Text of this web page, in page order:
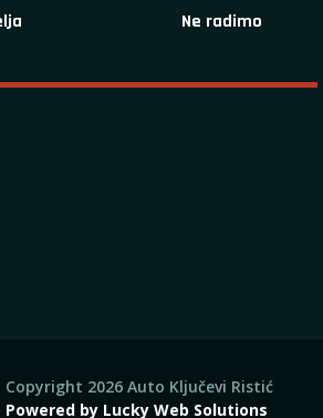
Ne radimo
Copyright 2026 Auto Ključevi Ristić
Powered by Lucky Web Solutions